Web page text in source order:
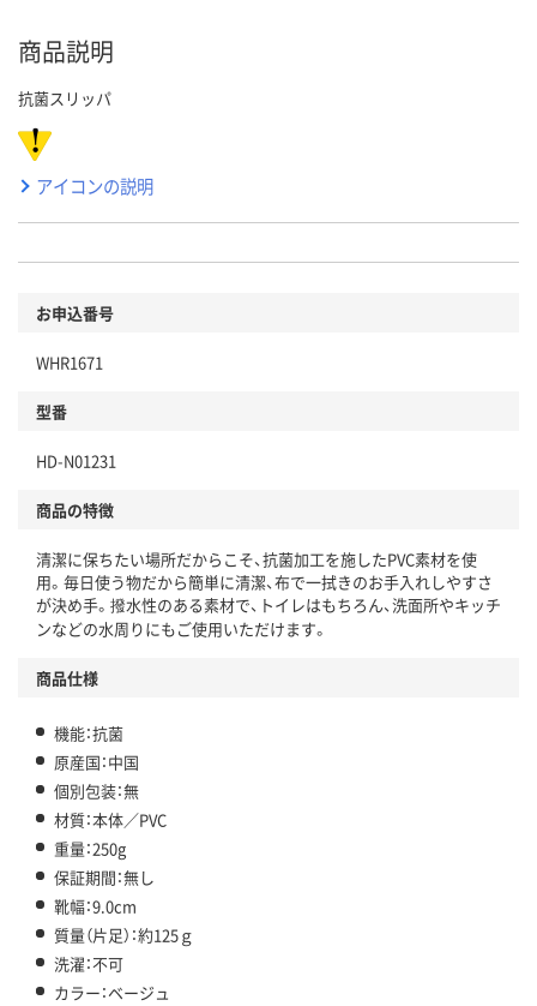
商品説明
抗菌スリッパ
アイコンの説明
お申込番号
WHR1671
型番
HD-N01231
商品の特徴
清潔に保ちたい場所だからこそ、抗菌加工を施したPVC素材を使
用。毎日使う物だから簡単に清潔、布で一拭きのお手入れしやすさ
が決め手。撥水性のある素材で、トイレはもちろん、洗面所やキッチ
ンなどの水周りにもご使用いただけます。
商品仕様
機能：抗菌
原産国：中国
個別包装：無
材質：本体／PVC
重量：250g
保証期間：無し
靴幅：9.0cm
質量（片足）：約125ｇ
洗濯：不可
カラー：ベージュ